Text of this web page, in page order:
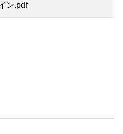
ン.pdf